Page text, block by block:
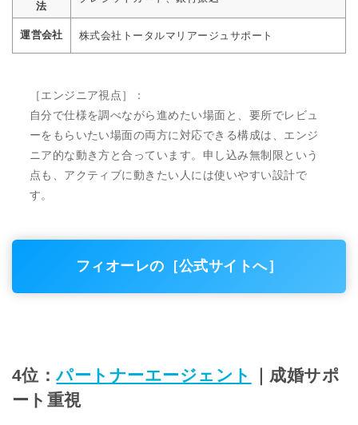
法
運営会社 株式会社トータルマリアージュサポート
［エンジニア視点］：
自分で仕様を調べながら進めたい場面と、要所でレビュ
ーをもらいたい場面の両方に対応できる構成は、エンジ
ニア的な動き方と合っています。申し込み無制限という
点も、アクティブに動きたい人には使いやすい設計で
す。
フィオーレの［公式サイトへ］
4位：パートナーエージェント
｜成婚サポ
ート重視